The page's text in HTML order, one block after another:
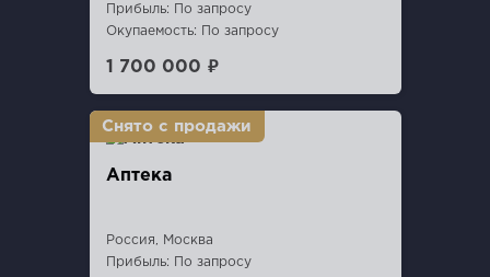
Прибыль: По запросу
Окупаемость: По запросу
1 700 000 ₽
Аптека
Россия, Москва
Прибыль: По запросу